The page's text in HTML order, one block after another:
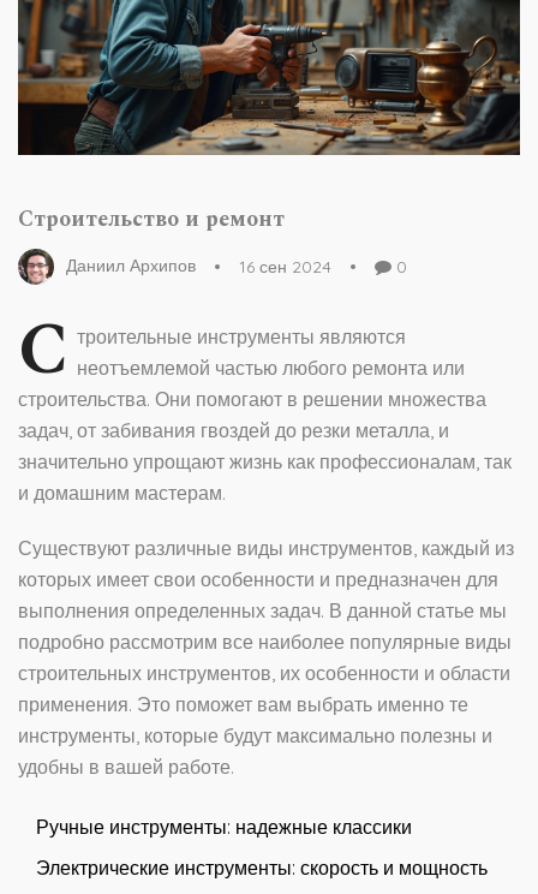
Строительство и ремонт
Даниил Архипов 16 сен 2024 0
С троительные инструменты являются
неотъемлемой частью любого ремонта или
строительства. Они помогают в решении множества
задач, от забивания гвоздей до резки металла, и
значительно упрощают жизнь как профессионалам, так
и домашним мастерам.
Существуют различные виды инструментов, каждый из
которых имеет свои особенности и предназначен для
выполнения определенных задач. В данной статье мы
подробно рассмотрим все наиболее популярные виды
строительных инструментов, их особенности и области
применения. Это поможет вам выбрать именно те
инструменты, которые будут максимально полезны и
удобны в вашей работе.
Ручные инструменты: надежные классики
Электрические инструменты: скорость и мощность